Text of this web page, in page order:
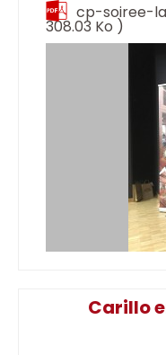
cp-soiree-
308.03 Ko )
Carillo